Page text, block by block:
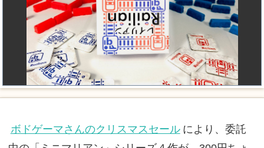
ボドゲーマさんのクリスマスセール により、委託